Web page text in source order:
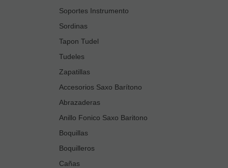
Soportes Instrumento
Sordinas
Tapon Tudel
Tudeles
Zapatillas
Accesorios Saxo Barítono
Abrazaderas
Anillo Fonico Saxo Baritono
Boquillas
Boquilleros
Cañas